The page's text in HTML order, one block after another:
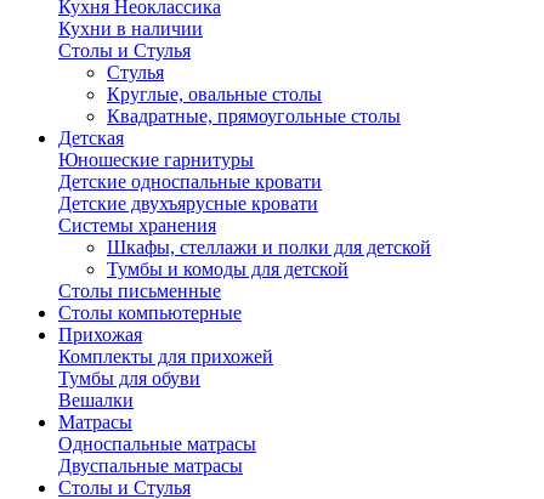
Кухня Неоклассика
Кухни в наличии
Столы и Стулья
Стулья
Круглые, овальные столы
Квадратные, прямоугольные столы
Детская
Юношеские гарнитуры
Детские односпальные кровати
Детские двухъярусные кровати
Системы хранения
Шкафы, стеллажи и полки для детской
Тумбы и комоды для детской
Столы письменные
Столы компьютерные
Прихожая
Комплекты для прихожей
Тумбы для обуви
Вешалки
Матрасы
Односпальные матрасы
Двуспальные матрасы
Столы и Стулья